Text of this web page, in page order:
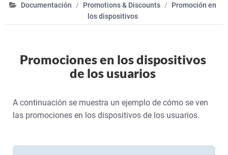
Documentación Promotions & Discounts
Promoción en
los dispositivos
Promociones en los dispositivos
de los usuarios
A continuación se muestra un ejemplo de cómo se ven
las promociones en los dispositivos de los usuarios.